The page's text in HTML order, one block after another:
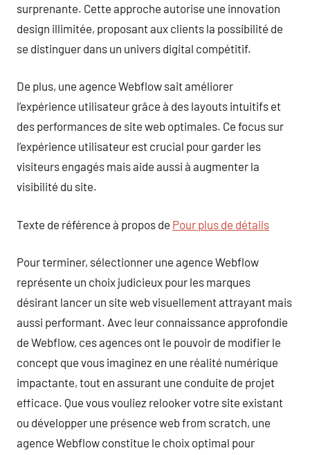
surprenante. Cette approche autorise une innovation
design illimitée, proposant aux clients la possibilité de
se distinguer dans un univers digital compétitif.
De plus, une agence Webflow sait améliorer
l’expérience utilisateur grâce à des layouts intuitifs et
des performances de site web optimales. Ce focus sur
l’expérience utilisateur est crucial pour garder les
visiteurs engagés mais aide aussi à augmenter la
visibilité du site.
Texte de référence à propos de Pour plus de détails
Pour terminer, sélectionner une agence Webflow
représente un choix judicieux pour les marques
désirant lancer un site web visuellement attrayant mais
aussi performant. Avec leur connaissance approfondie
de Webflow, ces agences ont le pouvoir de modifier le
concept que vous imaginez en une réalité numérique
impactante, tout en assurant une conduite de projet
efficace. Que vous vouliez relooker votre site existant
ou développer une présence web from scratch, une
agence Webflow constitue le choix optimal pour